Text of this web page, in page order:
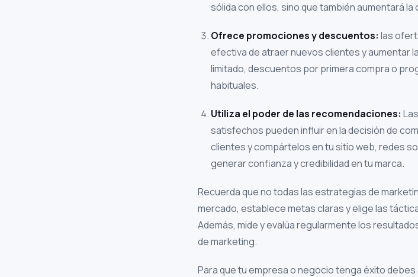
sólida con ellos, sino que también aumentará
Ofrece promociones y descuentos: las
efectiva de atraer nuevos clientes y aumentar
limitado, descuentos por primera compra o
habituales.
Utiliza el poder de las recomendaciones:
satisfechos pueden influir en la decisión de
clientes y compártelos en tu sitio web, redes
generar confianza y credibilidad en tu marca.
Recuerda que no todas las estrategias de
mercado, establece metas claras y elige las
Además, mide y evalúa regularmente los
de marketing.
Para que tu empresa o negocio tenga éxito debes